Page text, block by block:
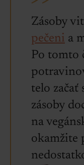
Zásoby
pečeni a
Po tomto
telo začať
zásoby
na
okamžite